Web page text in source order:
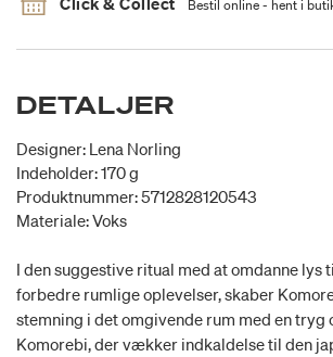
Bestil online - hent i
DETALJER
Designer: Lena Norling
Indeholder: 170 g
Produktnummer: 5712828120543
Materiale: Voks
I den suggestive ritual med at omdanne lys
forbedre rumlige oplevelser, skaber
stemning i det omgivende rum med en
Komorebi, der vækker indkaldelse til den